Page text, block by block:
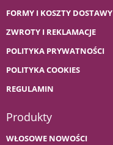
FORMY I KOSZTY DOSTAWY
ZWROTY I REKLAMACJE
POLITYKA PRYWATNOŚCI
POLITYKA COOKIES
REGULAMIN
Produkty
WŁOSOWE NOWOŚCI